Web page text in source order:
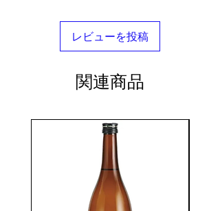
レビューを投稿
関連商品